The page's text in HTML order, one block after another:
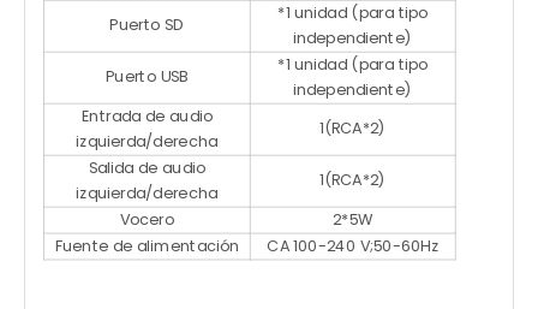
Puerto SD
*1 unidad (para tipo
independiente)
Puerto USB
*1 unidad (para tipo
independiente)
Entrada de audio
izquierda/derecha
1(RCA*2)
Salida de audio
izquierda/derecha
1(RCA*2)
Vocero
2*5W
Fuente de alimentación CA 100-240 V;50-60Hz